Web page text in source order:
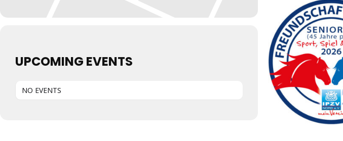
UPCOMING EVENTS
NO EVENTS